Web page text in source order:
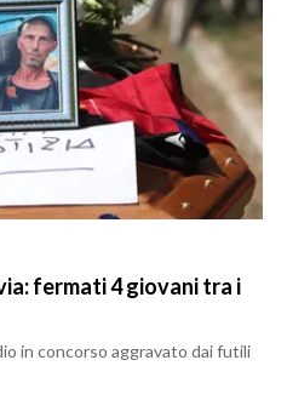
fermati 4 giovani tra i
in concorso aggravato dai futili